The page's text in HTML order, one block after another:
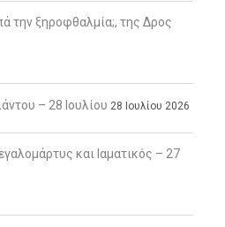
την ξηροφθαλμία;, της Δρος
– 28 Ιουλίου 28 Ιουλίου 2026
και Ιαματικός – 27